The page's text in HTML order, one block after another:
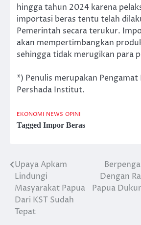
hingga tahun 2024 karena
importasi beras tentu telah
Pemerintah secara terukur.
akan mempertimbangkan
sehingga tidak merugikan para
*) Penulis merupakan Pengamat
Pershada Institut.
EKONOMI NEWS OPINI
Tagged Impor Beras
Post
navigation
Upaya Apkam
Lindungi
Masyarakat Papua
Dari KST Sudah
Tepat
Dengan
Papua